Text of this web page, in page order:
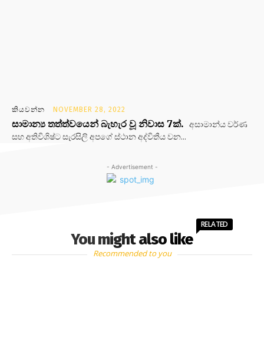
කියවන්න NOVEMBER 28, 2022
සාමාන්‍ය තත්ත්වයෙන් බැහැර වූ නිවාස 7ක්. අසාමාන්ය වර්ණ
සහ අතිවිශිෂ්ට සැරසිලි අපගේ ස්ථාන අද්විතීය වන...
- Advertisement -
You might also like
RELATED
Recommended to you